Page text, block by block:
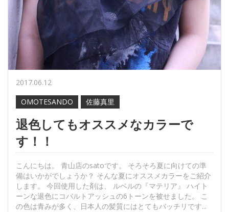
2017.06.12
OMOTESANDO
佐藤真里
退色してもオススメなカラーで
す！！
こんにちは。 青山店のsatoです。 そろそろ夏に向けての準
備はいかがでしょうか？ そんな夏にオススメカラーをご紹介
します。 今回使用した剤は、 ルベルの『マテリア』 ハイト
ーンな退色にコバルトアッシュの6トーンを被せました。 こ
の色は青みが多く、日本人の髪質にはとてもバッチリです...